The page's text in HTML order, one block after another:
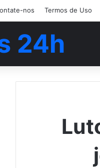
nos Termos de Uso
24h